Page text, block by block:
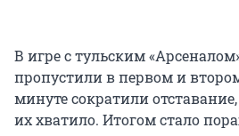
В игре с тульским
пропустили в первом и
минуте сократили
их хватило. Итогом стало